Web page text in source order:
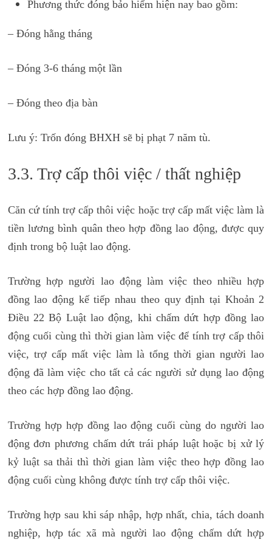
Phương thức đóng bảo hiểm hiện nay bao gồm:
– Đóng hằng tháng
– Đóng 3-6 tháng một lần
– Đóng theo địa bàn
Lưu ý: Trốn đóng BHXH sẽ bị phạt 7 năm tù.
3.3. Trợ cấp thôi việc / thất nghiệp
Căn cứ tính trợ cấp thôi việc hoặc trợ cấp mất việc làm là
tiền lương bình quân theo hợp đồng lao động, được quy
định trong bộ luật lao động.
Trường hợp người lao động làm việc theo nhiều hợp
đồng lao động kế tiếp nhau theo quy định tại Khoản 2
Điều 22 Bộ Luật lao động, khi chấm dứt hợp đồng lao
động cuối cùng thì thời gian làm việc để tính trợ cấp thôi
việc, trợ cấp mất việc làm là tổng thời gian người lao
động đã làm việc cho tất cả các người sử dụng lao động
theo các hợp đồng lao động.
Trường hợp hợp đồng lao động cuối cùng do người lao
động đơn phương chấm dứt trái pháp luật hoặc bị xử lý
kỷ luật sa thải thì thời gian làm việc theo hợp đồng lao
động cuối cùng không được tính trợ cấp thôi việc.
Trường hợp sau khi sáp nhập, hợp nhất, chia, tách doanh
nghiệp, hợp tác xã mà người lao động chấm dứt hợp